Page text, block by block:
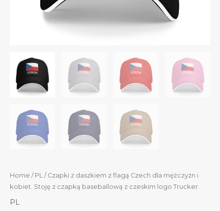
Home / PL / Czapki z daszkiem z flagą Czech dla mężczyzn i
kobiet. Stoję z czapką baseballową z czeskim logo Trucker.
PL